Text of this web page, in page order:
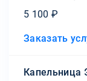
5 100 ₽
Заказать
Капельница